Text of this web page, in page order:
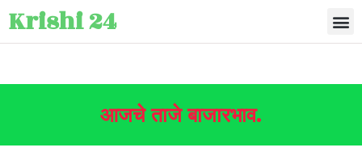
Krishi 24
आजचे ताजे बाजारभाव.